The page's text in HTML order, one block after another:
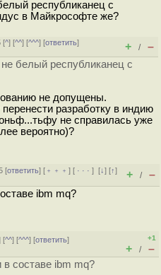
республиканец с
в Майкрософте же?
[^] [^^] [^^^] [ответить]
+ / –
белый республиканец с
не допущены.
разработку в индию
не справилась уже
вероятно)?
[ответить] [ ﹢﹢﹢] [ · · ·][↓] [↑]
+ / –
ibm mq?
[^^] [^^^] [ответить]
+1
+ / –
составе ibm mq?